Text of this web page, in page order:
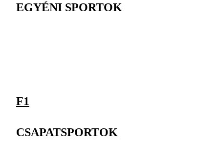
EGYÉNI SPORTOK
F1
CSAPATSPORTOK